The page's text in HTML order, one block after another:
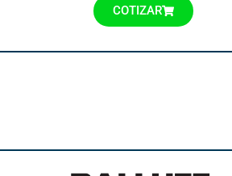
COTIZAR